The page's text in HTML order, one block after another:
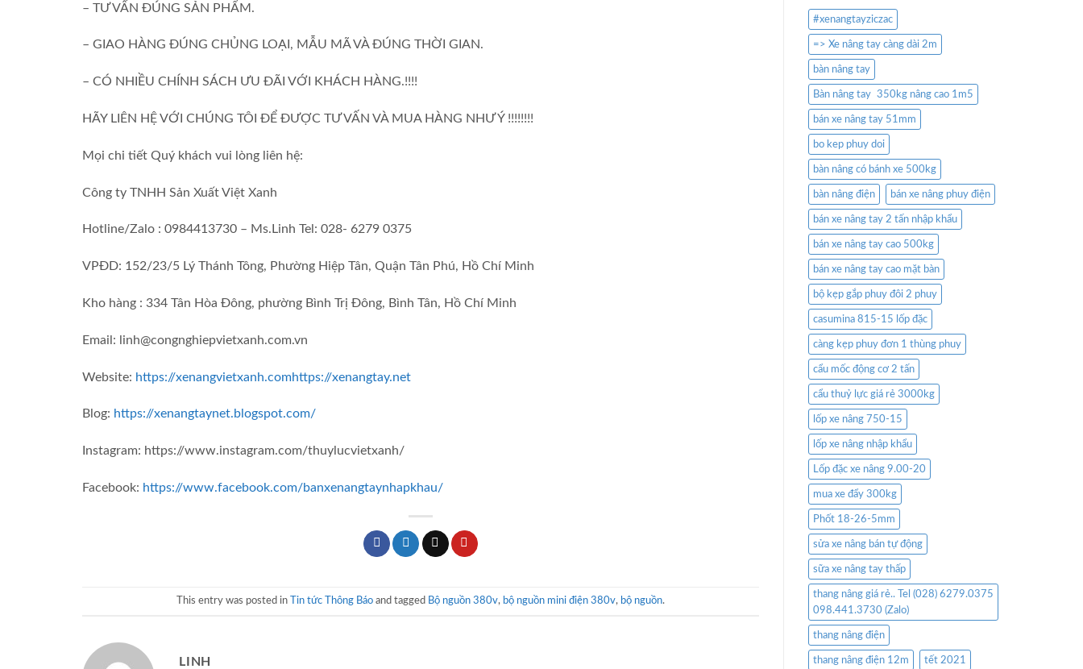
– TƯ VẤN ĐÚNG SẢN PHẨM.
– GIAO HÀNG ĐÚNG CHỦNG LOẠI, MẪU MÃ VÀ ĐÚNG THỜI GIAN.
– CÓ NHIỀU CHÍNH SÁCH ƯU ĐÃI VỚI KHÁCH HÀNG.!!!!
HÃY LIÊN HỆ VỚI CHÚNG TÔI ĐỂ ĐƯỢC TƯ VẤN VÀ MUA HÀNG NHƯ Ý !!!!!!!!
Mọi chi tiết Quý khách vui lòng liên hệ:
Công ty TNHH Sản Xuất Việt Xanh
Hotline/Zalo : 0984413730 – Ms.Linh Tel: 028- 6279 0375
VPĐD: 152/23/5 Lý Thánh Tông, Phường Hiệp Tân, Quận Tân Phú, Hồ Chí Minh
Kho hàng : 334 Tân Hòa Đông, phường Bình Trị Đông, Bình Tân, Hồ Chí Minh
Email: linh@congnghiepvietxanh.com.vn
Website: https://xenangvietxanh.comhttps://xenangtay.net
Blog: https://xenangtaynet.blogspot.com/
Instagram: https://www.instagram.com/thuylucvietxanh/
Facebook: https://www.facebook.com/banxenangtaynhapkhau/
This entry was posted in Tin tức Thông Báo and tagged Bộ nguồn 380v, bộ nguồn mini điện 380v, bộ nguồn.
LINH
#xenangtayziczac
=> Xe nâng tay càng dài 2m
bàn nâng tay
Bàn nâng tay 350kg nâng cao 1m5
bán xe nâng tay 51mm
bo kep phuy doi
bàn nâng có bánh xe 500kg
bàn nâng điện bán xe nâng phuy điện
bán xe nâng tay 2 tấn nhập khẩu
bán xe nâng tay cao 500kg
bán xe nâng tay cao mặt bàn
bộ kẹp gắp phuy đôi 2 phuy
casumina 815-15 lốp đặc
càng kẹp phuy đơn 1 thùng phuy
cẩu mốc động cơ 2 tấn
cẩu thuỷ lực giá rẻ 3000kg
lốp xe nâng 750-15
lốp xe nâng nhập khẩu
Lốp đặc xe nâng 9.00-20
mua xe đẩy 300kg
Phốt 18-26-5mm
sửa xe nâng bán tự động
sữa xe nâng tay thấp
thang nâng giá rẻ.. Tel (028) 6279.0375
098.441.3730 (Zalo)
thang nâng điện
thang nâng điện 12m tết 2021